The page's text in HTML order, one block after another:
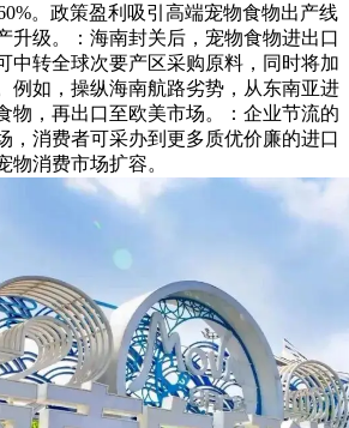
。政策盈利吸引高端宠物食物出产线
升级。：海南封关后，宠物食物进出口
中转全球次要产区采购原料，同时将加
例如，操纵海南航路劣势，从东南亚进
物，再出口至欧美市场。：企业节流的
，消费者可采办到更多质优价廉的进口
物消费市场扩容。